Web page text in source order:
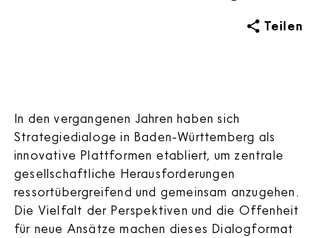
Teilen
In den vergangenen Jahren haben sich
Strategiedialoge in Baden-Württemberg als
innovative Plattformen etabliert, um zentrale
gesellschaftliche Herausforderungen
ressortübergreifend und gemeinsam anzugehen.
Die Vielfalt der Perspektiven und die Offenheit
für neue Ansätze machen dieses Dialogformat